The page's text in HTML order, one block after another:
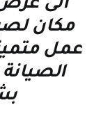
الى
مكان
عمل